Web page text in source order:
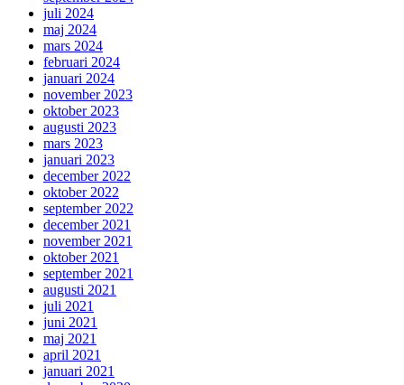
juli 2024
maj 2024
mars 2024
februari 2024
januari 2024
november 2023
oktober 2023
augusti 2023
mars 2023
januari 2023
december 2022
oktober 2022
september 2022
december 2021
november 2021
oktober 2021
september 2021
augusti 2021
juli 2021
juni 2021
maj 2021
april 2021
januari 2021